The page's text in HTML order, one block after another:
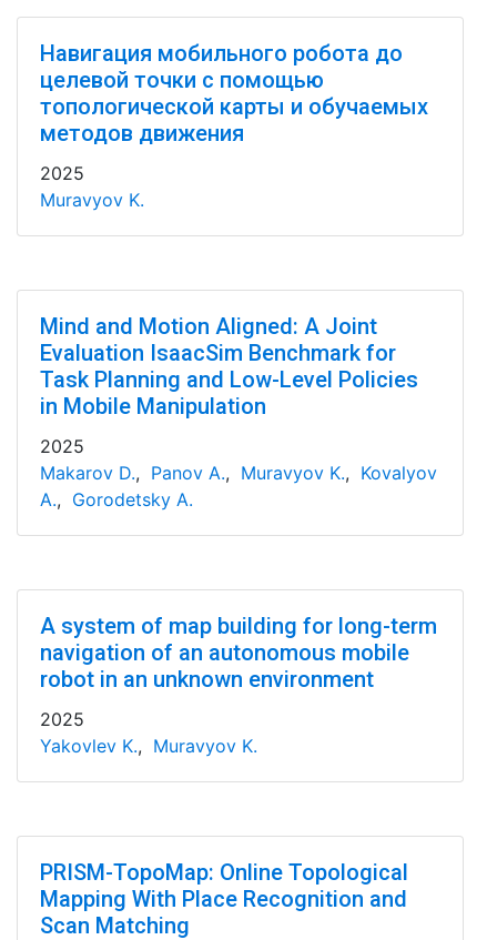
Навигация мобильного робота до
целевой точки с помощью
топологической карты и обучаемых
методов движения
2025
Muravyov K.
Mind and Motion Aligned: A Joint
Evaluation IsaacSim Benchmark for
Task Planning and Low-Level Policies
in Mobile Manipulation
2025
Makarov D., Panov A., Muravyov K., Kovalyov
A., Gorodetsky A.
A system of map building for long-term
navigation of an autonomous mobile
robot in an unknown environment
2025
Yakovlev K., Muravyov K.
PRISM-TopoMap: Online Topological
Mapping With Place Recognition and
Scan Matching